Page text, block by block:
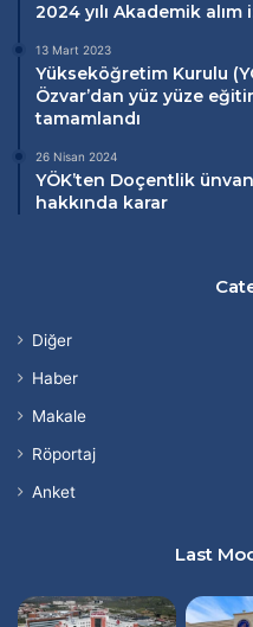
2024 yılı Akademik
13 Mart 2023
Yükseköğretim Kurulu (
Özvar’dan yüz yüze
tamamlandı
26 Nisan 2024
YÖK’ten Doçentlik
hakkında karar
Diğer
Haber
Makale
Röportaj
Anket
Last